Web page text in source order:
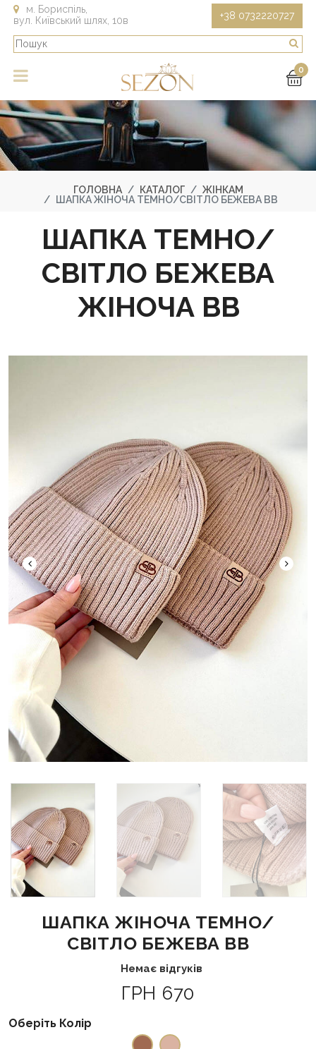
м. Бориспіль,
вул. Київський шлях, 10в
+38 0732220727
0
ГОЛОВНА КАТАЛОГ
ЖІНКАМ
ШАПКА ЖІНОЧА ТЕМНО/СВІТЛО БЕЖЕВА BB
ШАПКА ТЕМНО/
СВІТЛО БЕЖЕВА
ЖІНОЧА BB
ШАПКА ЖІНОЧА ТЕМНО/
СВІТЛО БЕЖЕВА BB
Немає відгуків
ГРН 670
Оберіть Колір